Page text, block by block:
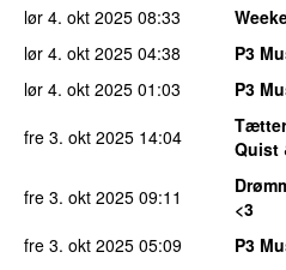
lør 4. okt 2025 08:33
lør 4. okt 2025 04:38
P3
lør 4. okt 2025 01:03
P3
fre 3. okt 2025 14:04
Quist
fre 3. okt 2025 09:11
<3
fre 3. okt 2025 05:09
P3